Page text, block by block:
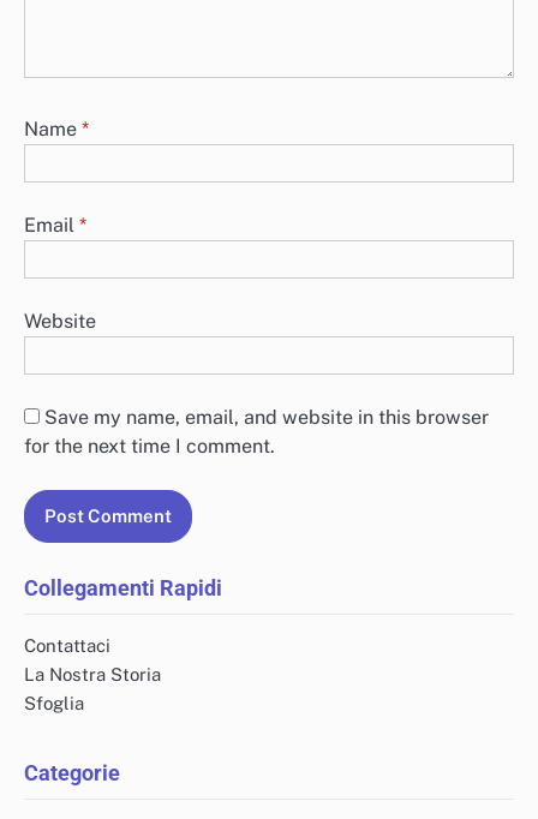
Name *
Email *
Website
Save my name, email, and website in this browser
for the next time I comment.
Collegamenti Rapidi
Contattaci
La Nostra Storia
Sfoglia
Categorie